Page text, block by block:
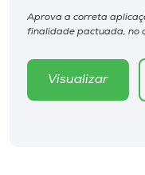
Museu
Aprova a correta
finalidade pactuada, no
Visualizar